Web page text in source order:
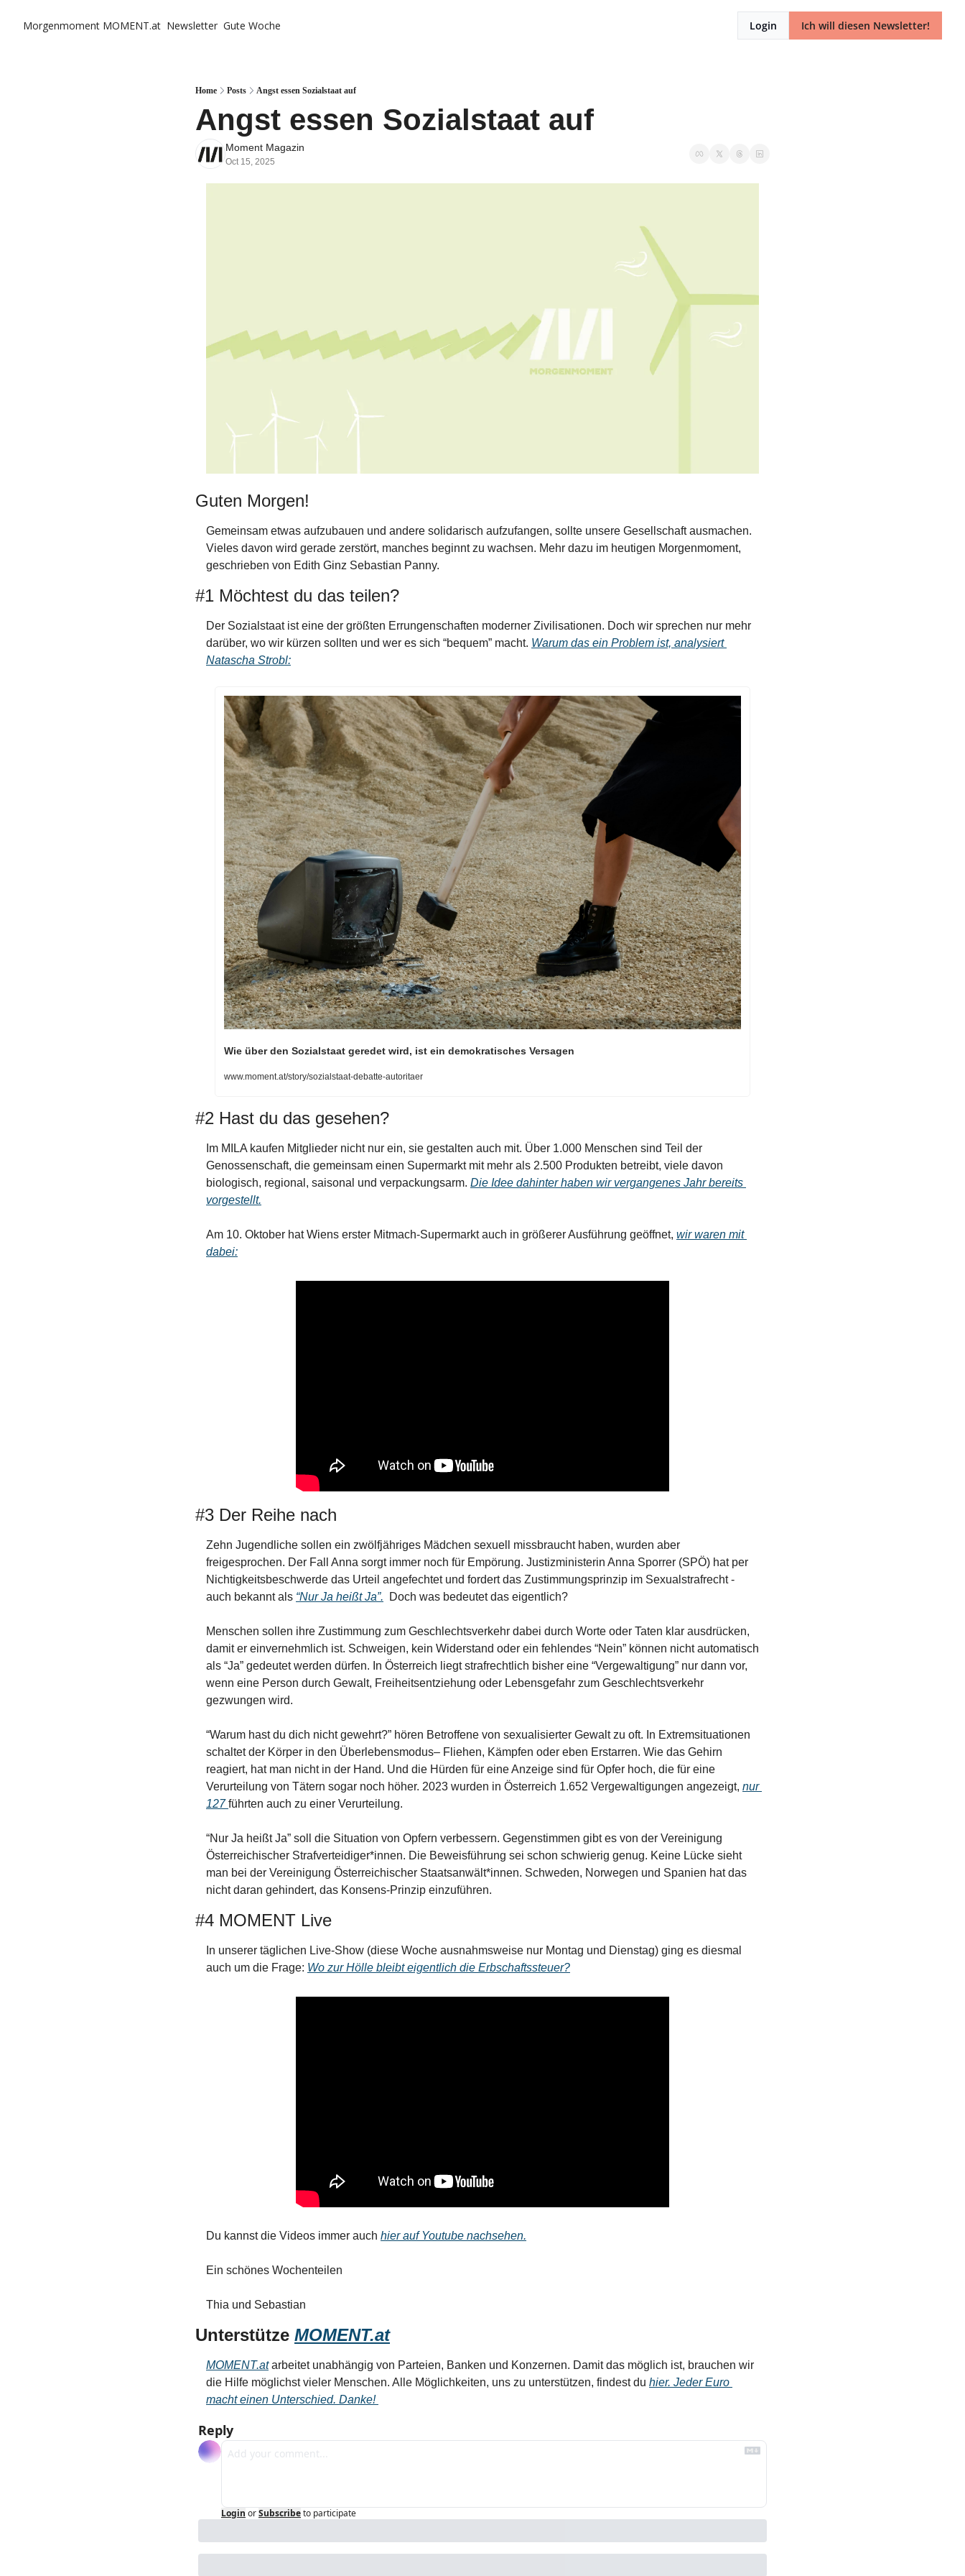
Morgenmoment MOMENT.at Newsletter Gute Woche Login Ich will diesen Newsletter!
Home Posts Angst essen Sozialstaat auf
Angst essen Sozialstaat auf
Moment Magazin
Oct 15, 2025
Guten Morgen!
Gemeinsam etwas aufzubauen und andere solidarisch aufzufangen, sollte unsere Gesellschaft ausmachen.
Vieles davon wird gerade zerstört, manches beginnt zu wachsen. Mehr dazu im heutigen Morgenmoment,
geschrieben von Edith Ginz Sebastian Panny.
#1 Möchtest du das teilen?
Der Sozialstaat ist eine der größten Errungenschaften moderner Zivilisationen. Doch wir sprechen nur mehr
darüber, wo wir kürzen sollten und wer es sich “bequem” macht. Warum das ein Problem ist, analysiert
Natascha Strobl:
Wie über den Sozialstaat geredet wird, ist ein demokratisches Versagen
www.moment.at/story/sozialstaat-debatte-autoritaer
#2 Hast du das gesehen?
Im MILA kaufen Mitglieder nicht nur ein, sie gestalten auch mit. Über 1.000 Menschen sind Teil der
Genossenschaft, die gemeinsam einen Supermarkt mit mehr als 2.500 Produkten betreibt, viele davon
biologisch, regional, saisonal und verpackungsarm. Die Idee dahinter haben wir vergangenes Jahr bereits
vorgestellt.
Am 10. Oktober hat Wiens erster Mitmach-Supermarkt auch in größerer Ausführung geöffnet, wir waren mit
dabei:
#3 Der Reihe nach
Zehn Jugendliche sollen ein zwölfjähriges Mädchen sexuell missbraucht haben, wurden aber
freigesprochen. Der Fall Anna sorgt immer noch für Empörung. Justizministerin Anna Sporrer (SPÖ) hat per
Nichtigkeitsbeschwerde das Urteil angefechtet und fordert das Zustimmungsprinzip im Sexualstrafrecht -
auch bekannt als “Nur Ja heißt Ja”.
  Doch was bedeutet das eigentlich?
Menschen sollen ihre Zustimmung zum Geschlechtsverkehr dabei durch Worte oder Taten klar ausdrücken,
damit er einvernehmlich ist. Schweigen, kein Widerstand oder ein fehlendes “Nein” können nicht automatisch
als “Ja” gedeutet werden dürfen. In Österreich liegt strafrechtlich bisher eine “Vergewaltigung” nur dann vor,
wenn eine Person durch Gewalt, Freiheitsentziehung oder Lebensgefahr zum Geschlechtsverkehr
gezwungen wird.
“Warum hast du dich nicht gewehrt?” hören Betroffene von sexualisierter Gewalt zu oft. In Extremsituationen
schaltet der Körper in den Überlebensmodus– Fliehen, Kämpfen oder eben Erstarren. Wie das Gehirn
reagiert, hat man nicht in der Hand. Und die Hürden für eine Anzeige sind für Opfer hoch, die für eine
Verurteilung von Tätern sogar noch höher. 2023 wurden in Österreich 1.652 Vergewaltigungen angezeigt, nur
127 führten auch zu einer Verurteilung.
“Nur Ja heißt Ja” soll die Situation von Opfern verbessern. Gegenstimmen gibt es von der Vereinigung
Österreichischer Strafverteidiger*innen. Die Beweisführung sei schon schwierig genug. Keine Lücke sieht
man bei der Vereinigung Österreichischer Staatsanwält*innen. Schweden, Norwegen und Spanien hat das
nicht daran gehindert, das Konsens-Prinzip einzuführen.
#4 MOMENT Live
In unserer täglichen Live-Show (diese Woche ausnahmsweise nur Montag und Dienstag) ging es diesmal
auch um die Frage: Wo zur Hölle bleibt eigentlich die Erbschaftssteuer?
Du kannst die Videos immer auch hier auf Youtube nachsehen.
Ein schönes Wochenteilen
Thia und Sebastian
Unterstütze MOMENT.at
MOMENT.at arbeitet unabhängig von Parteien, Banken und Konzernen. Damit das möglich ist, brauchen wir
die Hilfe möglichst vieler Menschen. Alle Möglichkeiten, uns zu unterstützen, findest du hier. Jeder Euro
macht einen Unterschied. Danke!
Reply
Login orSubscribeto participate